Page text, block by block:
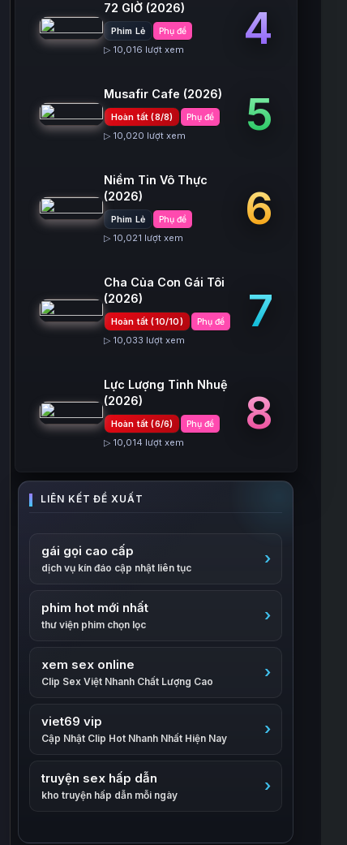
72 GIỜ (2026)
Phim Lẻ Phụ đề
▷ 10,016 lượt xem 4
Musafir Cafe (2026)
Hoàn tất (8/8) Phụ đề
▷ 10,020 lượt xem 5
Niềm Tin Vô Thực
(2026)
Phim Lẻ Phụ đề
▷ 10,021 lượt xem
6
Cha Của Con Gái Tôi
(2026)
Hoàn tất (10/10) Phụ đề
▷ 10,033 lượt xem
7
Lực Lượng Tinh Nhuệ
(2026)
Hoàn tất (6/6) Phụ đề
▷ 10,014 lượt xem
8
gái gọi cao cấp
dịch vụ kín đáo cập nhật liên tục
phim hot mới nhất
thư viện phim chọn lọc
xem sex online
Clip Sex Việt Nhanh Chất Lượng Cao
viet69 vip
Cập Nhật Clip Hot Nhanh Nhất Hiện Nay
truyện sex hấp dẫn
kho truyện hấp dẫn mỗi ngày